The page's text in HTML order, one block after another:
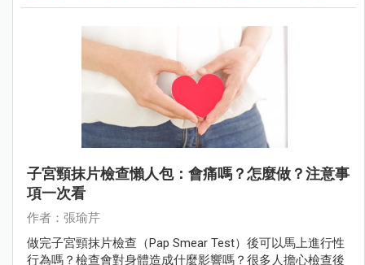
子宮頸抹片檢查懶人包：會痛嗎？怎麼做？注意事
項一次看
作者：張瑜芹
做完子宮頸抹片檢查（Pap Smear Test）後可以馬上進行性
行為嗎？檢查會對身體造成什麼影響嗎？很多人擔心檢查後